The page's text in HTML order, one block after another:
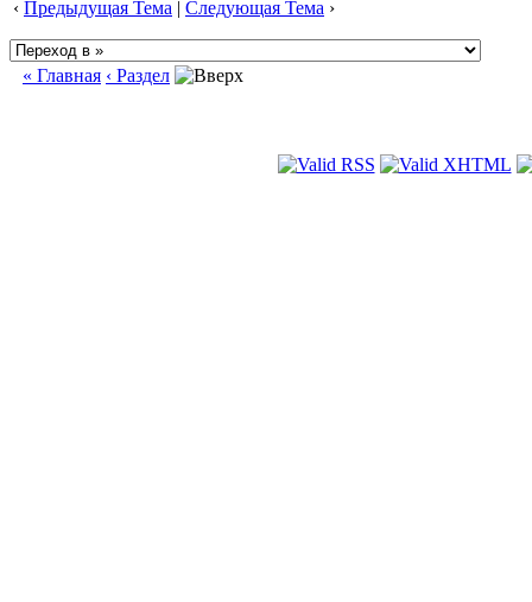
‹ Предыдущая Тема | Следующая Тема ›
« Главная ‹ Раздел